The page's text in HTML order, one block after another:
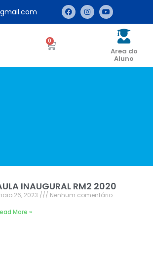
0
Area do
Aluno
INAUGURAL RM2 2020
26, 2023
Nenhum comentário
More »